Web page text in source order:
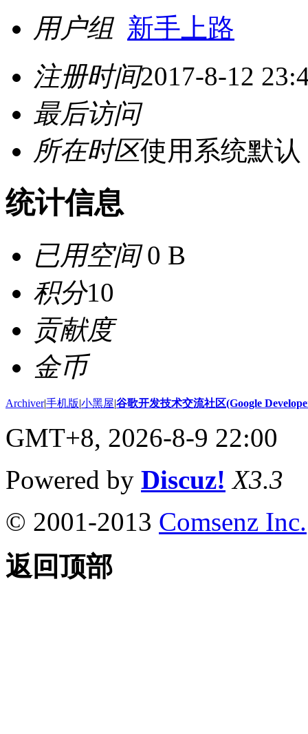
用户组 新手上路
注册时间2017-8-12
最后访问
所在时区使用系统默认
统计信息
已用空间0 B
积分10
贡献度
金币
Archiver|手机版|小黑屋|谷歌开发技术交流社区(Google
GMT+8, 2026-8-9 22:00
Powered by Discuz! X3.3
© 2001-2013 Comsenz Inc.
返回顶部